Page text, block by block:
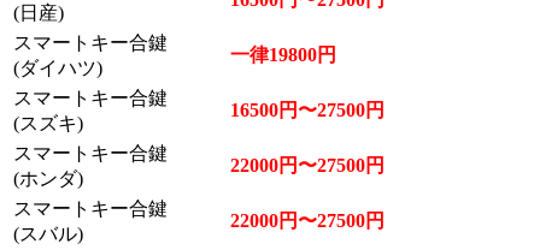
(日産)
スマートキー合鍵
(ダイハツ)
一律19800円
スマートキー合鍵
(スズキ)
16500円〜27500円
スマートキー合鍵
(ホンダ)
22000円〜27500円
スマートキー合鍵
(スバル)
22000円〜27500円